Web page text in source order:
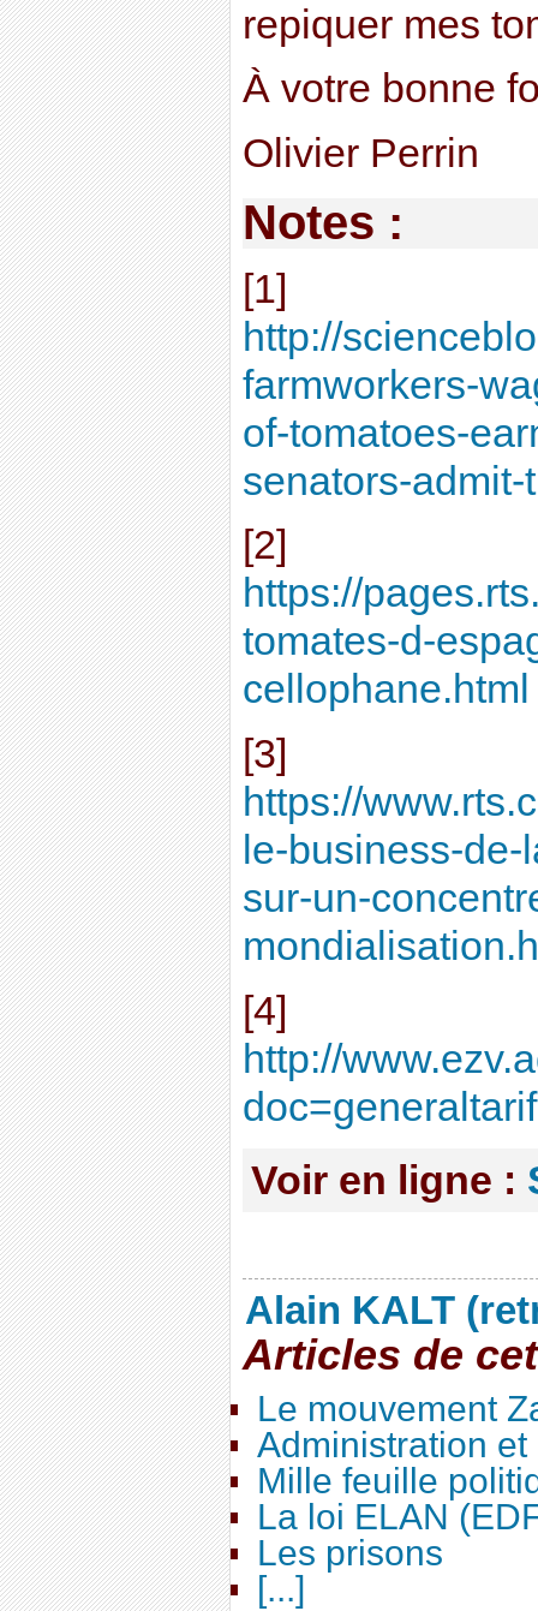
repiquer mes
À votre bonne
Olivier Perrin
Notes :
[1]
http://
farmworkers-
of-tomatoes-
senators-
[2]
https://
tomates-d-
cellophane.html
[3]
https://
le-business-
sur-un-
[4]
http://
Voir en ligne :
Alain KALT
Articles de
Le mouvement
Administration
Mille feuille
La loi ELAN
Les prisons
[...]